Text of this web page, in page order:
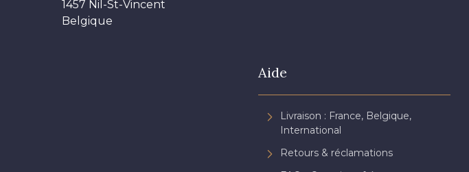
1457 Nil-St-Vincent
Belgique
Aide
Livraison : France, Belgique,
International
Retours & réclamations